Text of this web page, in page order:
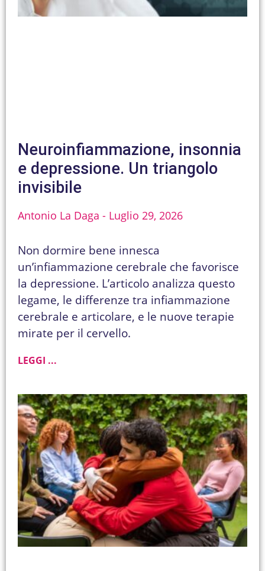
Neuroinfiammazione, insonnia
e depressione. Un triangolo
invisibile
Antonio La Daga Luglio 29, 2026
Non dormire bene innesca
un’infiammazione cerebrale che favorisce
la depressione. L’articolo analizza questo
legame, le differenze tra infiammazione
cerebrale e articolare, e le nuove terapie
mirate per il cervello.
LEGGI ...